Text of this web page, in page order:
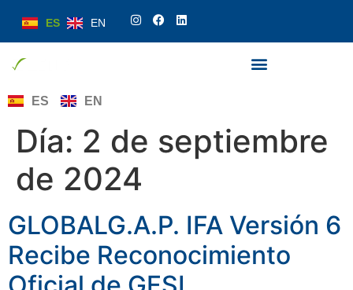
ES EN
ES EN
Día: 2 de septiembre
de 2024
GLOBALG.A.P. IFA Versión 6
Recibe Reconocimiento